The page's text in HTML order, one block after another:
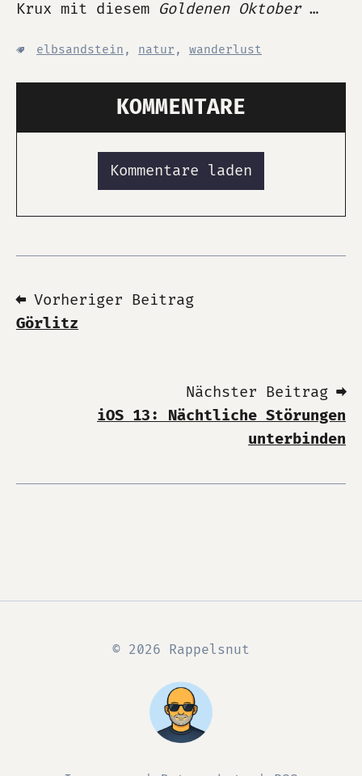
Krux mit diesem Goldenen Oktober…
elbsandstein , natur , wanderlust
KOMMENTARE
Kommentare laden
⬅ Vorheriger Beitrag
Görlitz
Nächster Beitrag ➡
iOS 13: Nächtliche Störungen
unterbinden
© 2026 Rappelsnut